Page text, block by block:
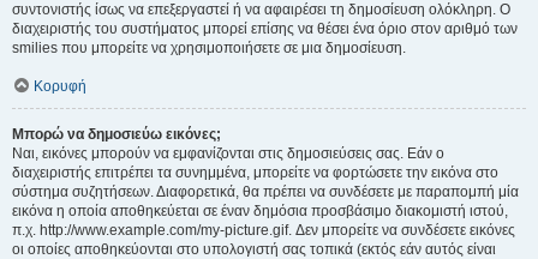
συντονιστής ίσως να επεξεργαστεί ή να αφαιρέσει τη δημοσίευση ολόκληρη. Ο
διαχειριστής του συστήματος μπορεί επίσης να θέσει ένα όριο στον αριθμό των
smilies που μπορείτε να χρησιμοποιήσετε σε μια δημοσίευση.
Κορυφή
Μπορώ να δημοσιεύω εικόνες;
Ναι, εικόνες μπορούν να εμφανίζονται στις δημοσιεύσεις σας. Εάν ο
διαχειριστής επιτρέπει τα συνημμένα, μπορείτε να φορτώσετε την εικόνα στο
σύστημα συζητήσεων. Διαφορετικά, θα πρέπει να συνδέσετε με παραπομπή μία
εικόνα η οποία αποθηκεύεται σε έναν δημόσια προσβάσιμο διακομιστή ιστού,
π.χ. http://www.example.com/my-picture.gif. Δεν μπορείτε να συνδέσετε εικόνες
οι οποίες αποθηκεύονται στο υπολογιστή σας τοπικά (εκτός εάν αυτός είναι